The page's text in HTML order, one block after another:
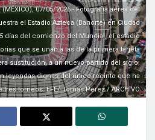
(MÉXICO), 07/05/2026.- Fotografía aérea del
el Estadio Azteca (Banorte) en Ciudad
días del comienzo del Mundial, el estadio
que se unan a las de la primera tarjeta
sustitución, a un nuevo partido del siglo;
leyendas dignas del único recinto que ha
torneos. EFE/ Tomás Pérez / ARCHIVO